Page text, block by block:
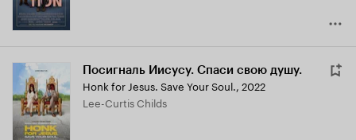
Посигналь Иисусу. Спаси свою душу.
Honk for Jesus. Save Your Soul., 2022
Lee-Curtis Childs